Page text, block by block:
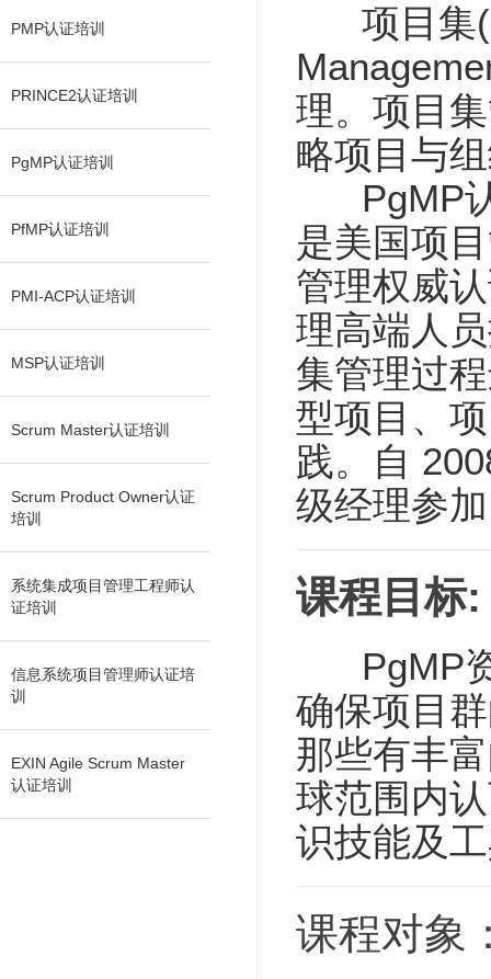
PMP认证培训
PRINCE2认证培训
PgMP认证培训
PfMP认证培训
PMI-ACP认证培训
MSP认证培训
Scrum Master认证培训
Scrum Product Owner认证
培训
系统集成项目管理工程师认
证培训
信息系统项目管理师认证培
训
EXIN Agile Scrum Master
认证培训
项目集(
理。项目
略项目与
PgMP认
是美国项
管理权威
理高端人
集管理过
型项目、
践。自
级经理参
课程目标:
PgMP资
确保项目
那些有丰
球范围内
识技能及
课程对象